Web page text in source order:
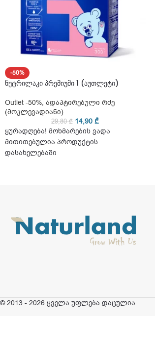
-50%
ნუტრილაკი პრემიუმი 1 (აუთლეტი)
Outlet -50%, ადაპტირებული რძე
(მოკლევადიანი)
29,80₾ 14,90₾
ყურადღება! მოხმარების ვადა
მითითებულია პროდუქტის
დასახელებაში
© 2013 - 2026 ყველა უფლება დაცულია